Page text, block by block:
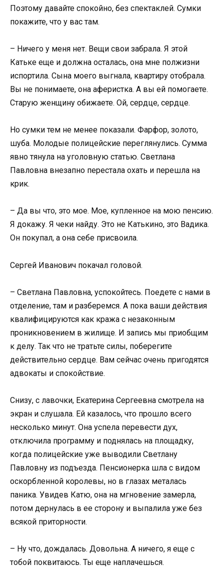
Поэтому давайте спокойно, без спектаклей. Сумки
покажите, что у вас там.
– Ничего у меня нет. Вещи свои забрала. Я этой
Катьке еще и должна осталась, она мне полжизни
испортила. Сына моего выгнала, квартиру отобрала.
Вы не понимаете, она аферистка. А вы ей помогаете.
Старую женщину обижаете. Ой, сердце, сердце.
Но сумки тем не менее показали. Фарфор, золото,
шуба. Молодые полицейские переглянулись. Сумма
явно тянула на уголовную статью. Светлана
Павловна внезапно перестала охать и перешла на
крик.
– Да вы что, это мое. Мое, купленное на мою пенсию.
Я докажу. Я чеки найду. Это не Катькино, это Вадика.
Он покупал, а она себе присвоила.
Сергей Иванович покачал головой.
– Светлана Павловна, успокойтесь. Поедете с нами в
отделение, там и разберемся. А пока ваши действия
квалифицируются как кража с незаконным
проникновением в жилище. И запись мы приобщим
к делу. Так что не тратьте силы, поберегите
действительно сердце. Вам сейчас очень пригодятся
адвокаты и спокойствие.
Снизу, с лавочки, Екатерина Сергеевна смотрела на
экран и слушала. Ей казалось, что прошло всего
несколько минут. Она успела перевести дух,
отключила программу и поднялась на площадку,
когда полицейские уже выводили Светлану
Павловну из подъезда. Пенсионерка шла с видом
оскорбленной королевы, но в глазах металась
паника. Увидев Катю, она на мгновение замерла,
потом дернулась в ее сторону и выпалила уже без
всякой приторности.
– Ну что, дождалась. Довольна. А ничего, я еще с
тобой поквитаюсь. Ты еще наплачешься.